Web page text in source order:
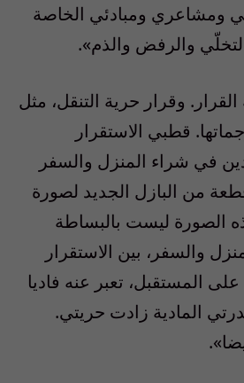
ومشاعري ومبادئي الخاصة
والرفض والذم».
وقرار حرية التنقل، مثل
قطبي الاستقرار
في شراء المنزل والسفر
من البازل الجديد لصورة
الصورة ليست بالبساطة
والسفر، بين الاستقرار
المستقبل، تعبر عنه فاديا
المادية زادت حريتي.